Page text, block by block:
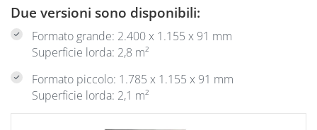
Due versioni sono disponibili:
Formato grande: 2.400 x 1.155 x 91 mm
Superficie lorda: 2,8 m²
Formato piccolo: 1.785 x 1.155 x 91 mm
Superficie lorda: 2,1 m²